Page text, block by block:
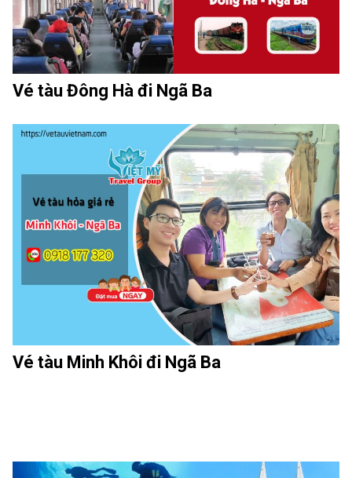
Vé tàu Đông Hà đi Ngã Ba
Vé tàu Minh Khôi đi Ngã Ba